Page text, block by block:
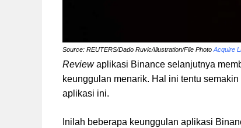
Source: REUTERS/Dado Ruvic/Illustration/File Photo Acquire
Reviewaplikasi Binance selanjutnya
keunggulan menarik. Hal ini tentu
aplikasi ini.
Inilah beberapa keunggulan aplikasi